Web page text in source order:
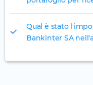
Qual è stato
Bankinter SA